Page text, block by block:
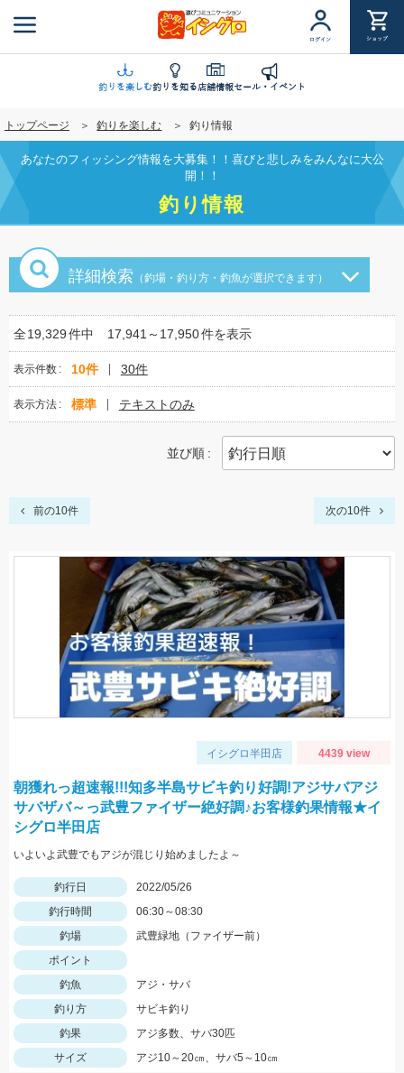
ン
に
移
動
ログイン ショップ
釣りを楽しむ釣りを知る店舗情報セール・イベント
トップページ 釣りを楽しむ 釣り情報
あなたのフィッシング情報を大募集！！喜びと悲しみをみんなに大公
開！！
釣り情報
詳細検索 （釣場・釣り方・釣魚が選択できます）
全19,329件中 17,941～17,950件を表示
表示件数 10件 30件
表示方法 標準 テキストのみ
並び順
前の10件 次の10件
イシグロ半田店 4439 view
朝獲れっ超速報!!!知多半島サビキ釣り好調!アジサバアジ
サバザバ～っ武豊ファイザー絶好調♪お客様釣果情報★イ
シグロ半田店
いよいよ武豊でもアジが混じり始めましたよ～
釣行日
2022/05/26
釣行時間
06:30～08:30
釣場
武豊緑地（ファイザー前）
ポイント
釣魚
アジ・サバ
釣り方
サビキ釣り
釣果
アジ多数、サバ30匹
サイズ
アジ10～20㎝、サバ5～10㎝